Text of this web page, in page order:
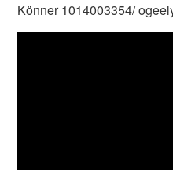
Könner 1014003354/